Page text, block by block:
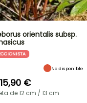
orientalis subsp.
No disponible
15,90 €
de 12 cm / 13 cm